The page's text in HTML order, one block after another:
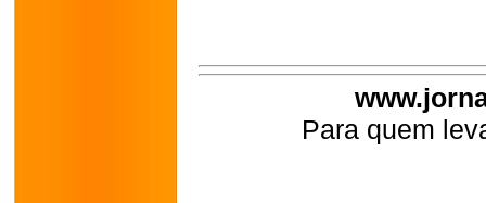
Para quem